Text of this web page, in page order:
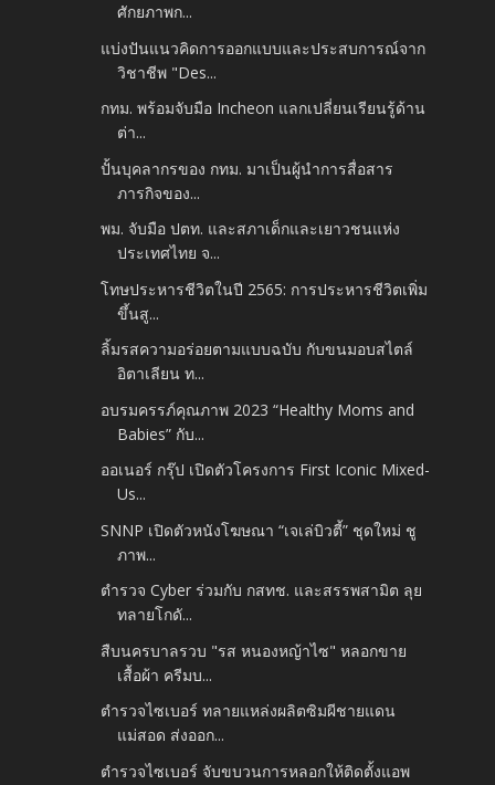
ศักยภาพก...
แบ่งปันแนวคิดการออกแบบและประสบการณ์จาก
วิชาชีพ "Des...
กทม. พร้อมจับมือ Incheon แลกเปลี่ยนเรียนรู้ด้าน
ต่า...
ปั้นบุคลากรของ กทม. มาเป็นผู้นำการสื่อสาร
ภารกิจของ...
พม. จับมือ ปตท. และสภาเด็กและเยาวชนแห่ง
ประเทศไทย จ...
โทษประหารชีวิตในปี 2565: การประหารชีวิตเพิ่ม
ขึ้นสู...
ลิ้มรสความอร่อยตามแบบฉบับ กับขนมอบสไตล์
อิตาเลียน ท...
อบรมครรภ์คุณภาพ 2023 “Healthy Moms and
Babies” กับ...
ออเนอร์ กรุ๊ป เปิดตัวโครงการ First Iconic Mixed-
Us...
SNNP เปิดตัวหนังโฆษณา “เจเล่บิวตี้” ชุดใหม่ ชู
ภาพ...
ตำรวจ Cyber ร่วมกับ กสทช. และสรรพสามิต ลุย
ทลายโกดั...
สืบนครบาลรวบ "รส หนองหญ้าไซ" หลอกขาย
เสื้อผ้า ครีมบ...
ตำรวจไซเบอร์ ทลายแหล่งผลิตซิมผีชายแดน
แม่สอด ส่งออก...
ตำรวจไซเบอร์ จับขบวนการหลอกให้ติดตั้งแอพ